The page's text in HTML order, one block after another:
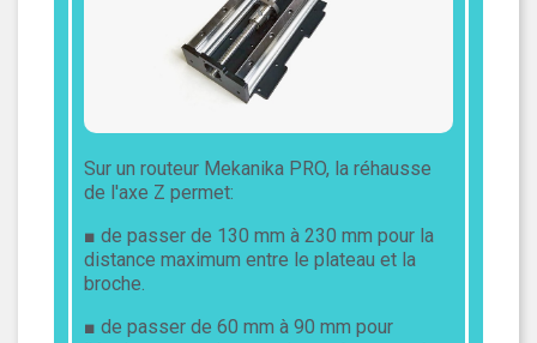
Sur un routeur Mekanika PRO, la réhausse
de l'axe Z permet:
■ de passer de 130 mm à 230 mm pour la
distance maximum entre le plateau et la
broche.
■ de passer de 60 mm à 90 mm pour